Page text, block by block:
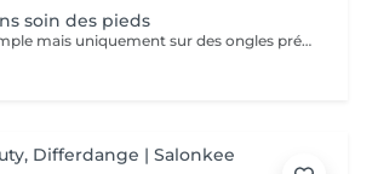
soin des pieds
Pose de vernis simple mais uniquement sur des ongles préparés par vos soins